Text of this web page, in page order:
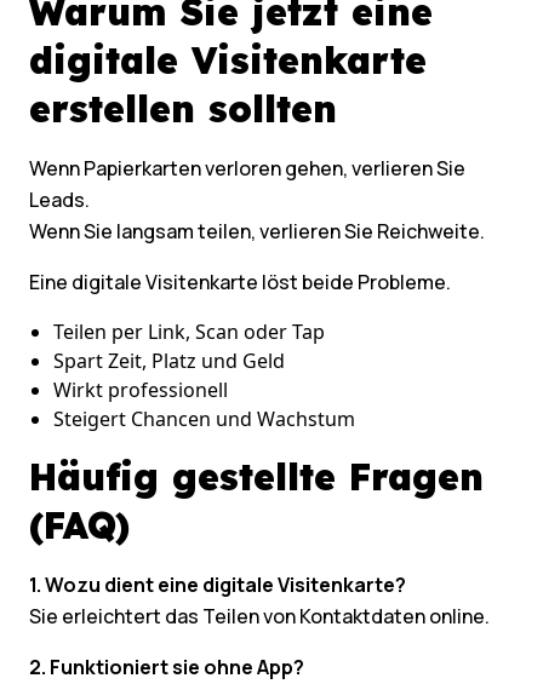
Warum Sie jetzt eine
digitale Visitenkarte
erstellen sollten
Wenn Papierkarten verloren gehen, verlieren Sie
Leads.
Wenn Sie langsam teilen, verlieren Sie Reichweite.
Eine digitale Visitenkarte löst beide Probleme.
Teilen per Link, Scan oder Tap
Spart Zeit, Platz und Geld
Wirkt professionell
Steigert Chancen und Wachstum
Häufig gestellte Fragen
(FAQ)
1. Wozu dient eine digitale Visitenkarte?
Sie erleichtert das Teilen von Kontaktdaten online.
2. Funktioniert sie ohne App?